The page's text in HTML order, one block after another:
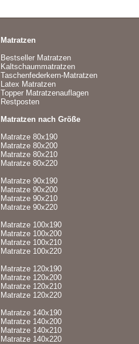
Matratzen
Bestseller Matratzen
Kaltschaummatratzen
Taschenfederkern-Matratzen
Latex Matratzen
Topper Matratzenauflagen
Restposten
Matratzen nach Größe
Matratze 80x190
Matratze 80x200
Matratze 80x210
Matratze 80x220
Matratze 90x190
Matratze 90x200
Matratze 90x210
Matratze 90x220
Matratze 100x190
Matratze 100x200
Matratze 100x210
Matratze 100x220
Matratze 120x190
Matratze 120x200
Matratze 120x210
Matratze 120x220
Matratze 140x190
Matratze 140x200
Matratze 140x210
Matratze 140x220